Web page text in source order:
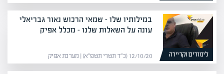
לימודים וקריירה
במילותיו שלו – שמאי הרכוש נאור גבריאלי
עונה על השאלות שלנו – מכלל אפיק
12/10/20 (כ״ד תשרי תשפ״א) | מערכת אפיק